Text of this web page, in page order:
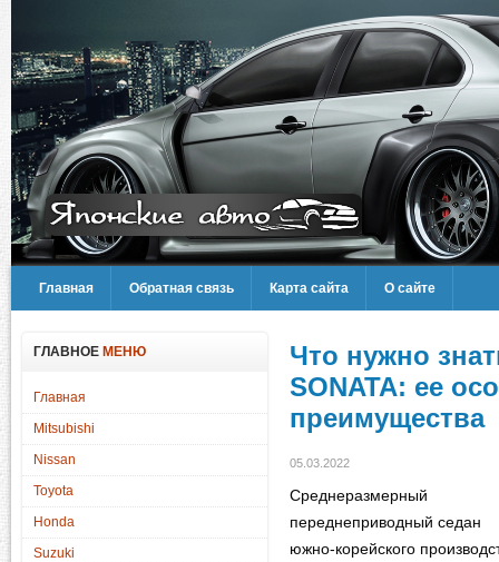
Главная Обратная связь Карта сайта О сайте
ГЛАВНОЕ МЕНЮ
Главная
Mitsubishi
Nissan
Toyota
Honda
Suzuki
Что нужно
SONATA: ее
преимущества
05.03.2022
Среднеразмерный
переднеприводный седан
южно-корейского